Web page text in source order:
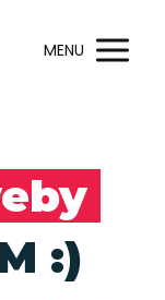
MENU
:)